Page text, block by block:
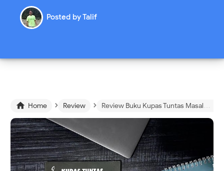
Posted byTalif
 Home › Review › Review Buku Kupas Tuntas Masalah Kesuburan Bersama dr Indra NC Anwar SpOG